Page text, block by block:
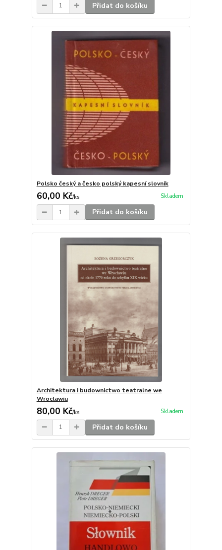
Přidat do košíku
Polsko český a česko polský kapesní slovník
60,00 Kč/ks Skladem
Přidat do košíku
Architektura i budownictwo teatralne we
Wroclawiu
80,00 Kč/ks Skladem
Přidat do košíku